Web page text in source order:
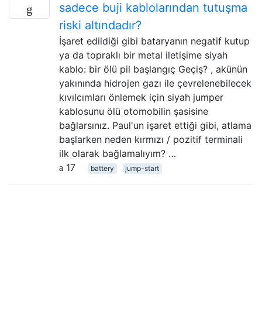
sadece buji kablolarından tutuşma
riski altındadır?
İşaret edildiği gibi bataryanın negatif kutup
ya da topraklı bir metal iletişime siyah
kablo: bir ölü pil başlangıç Geçiş? , akünün
yakınında hidrojen gazı ile çevrelenebilecek
kıvılcımları önlemek için siyah jumper
kablosunu ölü otomobilin şasisine
bağlarsınız. Paul'un işaret ettiği gibi, atlama
başlarken neden kırmızı / pozitif terminali
ilk olarak bağlamalıyım? …
17
battery jump-start